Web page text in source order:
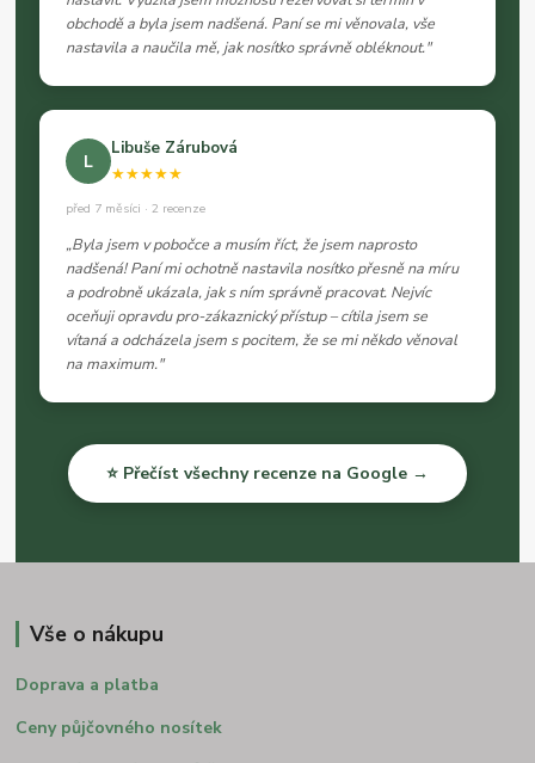
obchodě a byla jsem nadšená. Paní se mi věnovala, vše
nastavila a naučila mě, jak nosítko správně obléknout."
L
Libuše Zárubová
★★★★★
před 7 měsíci · 2 recenze
„Byla jsem v pobočce a musím říct, že jsem naprosto
nadšená! Paní mi ochotně nastavila nosítko přesně na míru
a podrobně ukázala, jak s ním správně pracovat. Nejvíc
oceňuji opravdu pro-zákaznický přístup – cítila jsem se
vítaná a odcházela jsem s pocitem, že se mi někdo věnoval
na maximum."
⭐ Přečíst všechny recenze na Google →
Vše o nákupu
Doprava a platba
Ceny půjčovného nosítek